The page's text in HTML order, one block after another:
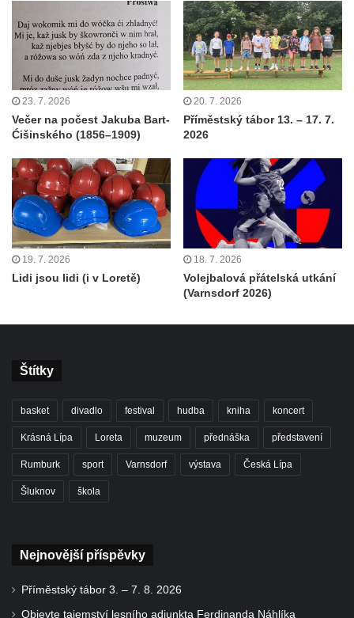
23. 7. 2026
Večer na počest Jakuba Bart-
Ćišinského (1856–1909)
20. 7. 2026
Příměstský tábor 13. – 17. 7.
2026
19. 7. 2026
Lidi jsou lidi (i v Loretě)
18. 7. 2026
Volejbalová přátelská utkání
(Varnsdorf 2026)
Štítky
basket divadlo festival hudba kniha koncert
Krásná Lípa Loreta muzeum přednáška představení
Rumburk sport Varnsdorf výstava Česká Lípa
Šluknov škola
Nejnovější příspěvky
Příměstský tábor 3. – 7. 8. 2026
Objevte tajemství lesního adjunkta Ferdinanda Náhlíka